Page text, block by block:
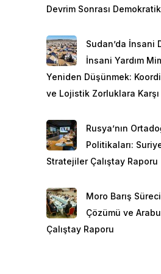
Wellington ve
Ülkenin bir göç ülkesi
Zelanda
Müslümanlar
oluştururken; önemli
ülkeleri, Türkiye, Mısır
Yeni Zelanda nüfusu
erkeklerin oranı
oluşmaktadır.
Müslümanların
üçte biri Yeni
Bangladeş ve
Devrim Sonrası
Sudan’da İnsani
İnsani Yardım
Yeniden Düşünmek:
ve Lojistik Zorluklara
Rusya’nın
Politikaları:
Stratejiler Çalıştay Raporu
Moro Barış
Çözümü ve
Çalıştay Raporu